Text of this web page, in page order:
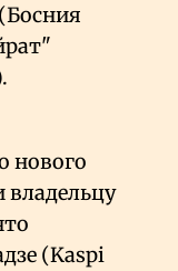
нового
(Kaspi